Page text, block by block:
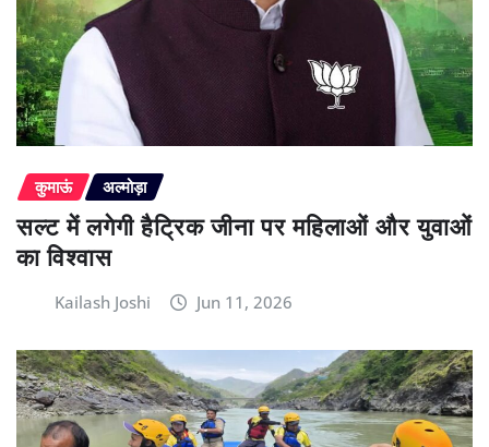
कुमाऊं अल्मोड़ा
सल्ट में लगेगी हैट्रिक जीना पर महिलाओं और युवाओं
का विश्वास
Kailash Joshi Jun 11, 2026